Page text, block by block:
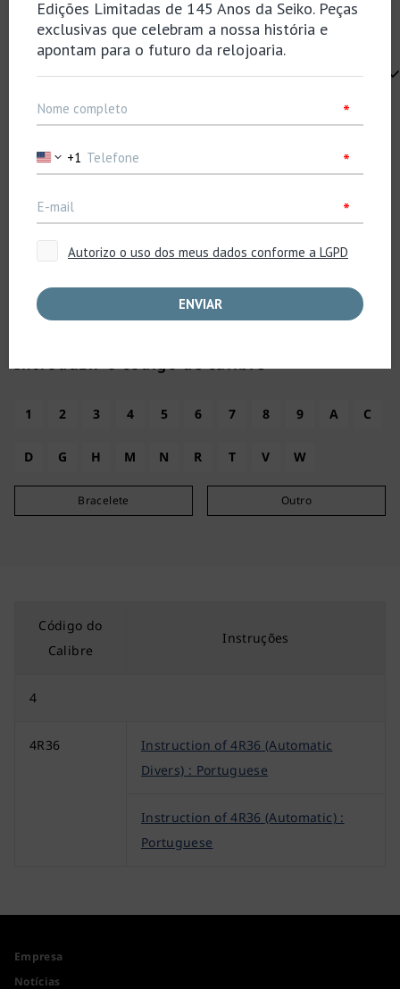
Selecione seu idioma
Todos
Introduzir o código de calibre
1 2 3 4 5 6 7 8 9 A C
D G H M N R T V W
Bracelete Outro
Código do
Calibre
Instruções
4
4R36
Instruction of 4R36 (Automatic
Divers) : Portuguese
Instruction of 4R36 (Automatic) :
Portuguese
Empresa
Notícias